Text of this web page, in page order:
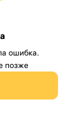
ошибка.
позже